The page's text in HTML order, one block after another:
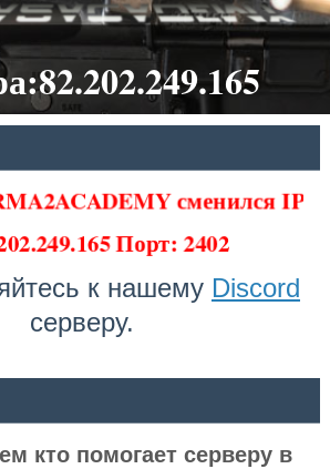
сменился IP
Порт: 2402
к нашему Discord
серверу.
кто помогает серверу в